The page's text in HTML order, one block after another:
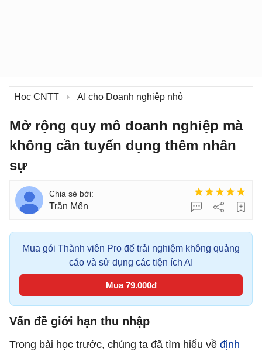
Học CNTT AI cho Doanh nghiệp nhỏ
Mở rộng quy mô doanh nghiệp mà
không cần tuyển dụng thêm nhân
sự
Trần Mến
Mua gói Thành viên Pro để trải nghiệm không quảng
cáo và sử dụng các tiện ích AI
Mua 79.000đ
Vấn đề giới hạn thu nhập
Trong bài học trước, chúng ta đã tìm hiểu về định